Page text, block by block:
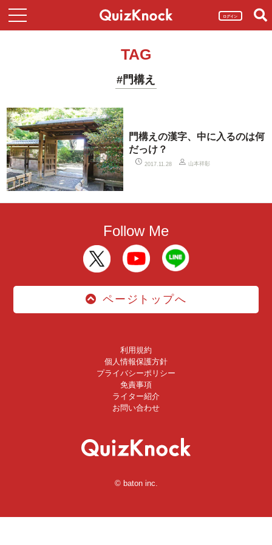
ログイン
TAG
#門構え
門構えの漢字、中に入るのは何
だっけ？
2017.11.28 山本祥彰
Follow Me
ページトップへ
利用規約
個人情報保護方針
プライバシーポリシー
免責事項
ライター紹介
お問い合わせ
© baton inc.